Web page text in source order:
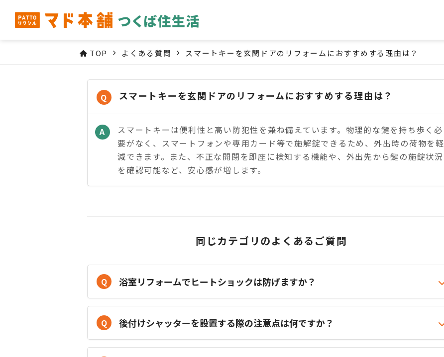
TOP よくある質問 スマートキーを玄関ドアのリフォームにおすすめする理由は？
Q スマートキーを玄関ドアのリフォームにおすすめする理由は？
A
スマートキーは便利性と高い防犯性を兼ね備えています。物理的な鍵を持ち歩く必
要がなく、スマートフォンや専用カード等で施解錠できるため、外出時の荷物を軽
減できます。また、不正な開閉を即座に検知する機能や、外出先から鍵の施錠状況
を確認可能など、安心感が増します。
同じカテゴリのよくあるご質問
Q 浴室リフォームでヒートショックは防げますか？
Q 後付けシャッターを設置する際の注意点は何ですか？